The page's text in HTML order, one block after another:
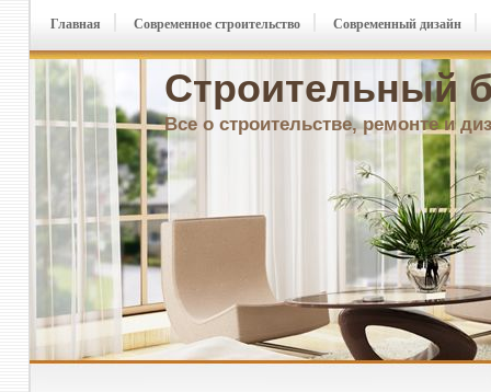
Строительный
Все о строительстве, ремонте и
Главная Современное строительство Современный дизайн